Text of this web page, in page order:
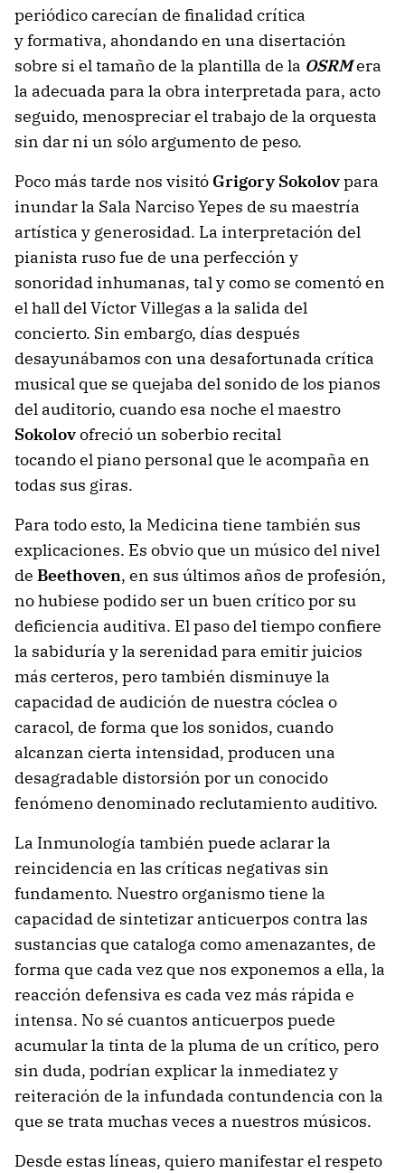
periódico carecían de finalidad crítica
y formativa, ahondando en una disertación
sobre si el tamaño de la plantilla de la OSRMera
la adecuada para la obra interpretada para, acto
seguido, menospreciar el trabajo de la orquesta
sin dar ni un sólo argumento de peso.
Poco más tarde nos visitó Grigory Sokolovpara
inundar la Sala Narciso Yepes de su maestría
artística y generosidad. La interpretación del
pianista ruso fue de una perfección y
sonoridad inhumanas, tal y como se comentó en
el hall del Víctor Villegas a la salida del
concierto. Sin embargo, días después
desayunábamos con una desafortunada crítica
musical que se quejaba del sonido de los pianos
del auditorio, cuando esa noche el maestro
Sokolovofreció un soberbio recital
tocando el piano personal que le acompaña en
todas sus giras.
Para todo esto, la Medicina tiene también sus
explicaciones. Es obvio que un músico del nivel
de Beethoven, en sus últimos años de profesión,
no hubiese podido ser un buen crítico por su
deficiencia auditiva. El paso del tiempo confiere
la sabiduría y la serenidad para emitir juicios
más certeros, pero también disminuye la
capacidad de audición de nuestra cóclea o
caracol, de forma que los sonidos, cuando
alcanzan cierta intensidad, producen una
desagradable distorsión por un conocido
fenómeno denominado reclutamiento auditivo.
La Inmunología también puede aclarar la
reincidencia en las críticas negativas sin
fundamento. Nuestro organismo tiene la
capacidad de sintetizar anticuerpos contra las
sustancias que cataloga como amenazantes, de
forma que cada vez que nos exponemos a ella, la
reacción defensiva es cada vez más rápida e
intensa. No sé cuantos anticuerpos puede
acumular la tinta de la pluma de un crítico, pero
sin duda, podrían explicar la inmediatez y
reiteración de la infundada contundencia con la
que se trata muchas veces a nuestros músicos.
Desde estas líneas, quiero manifestar el respeto